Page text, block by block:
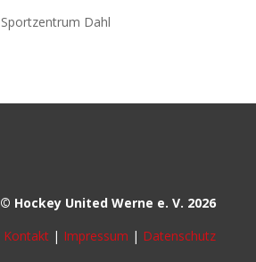
Sportzentrum Dahl
© Hockey United Werne e. V. 2026
Kontakt | Impressum | Datenschutz